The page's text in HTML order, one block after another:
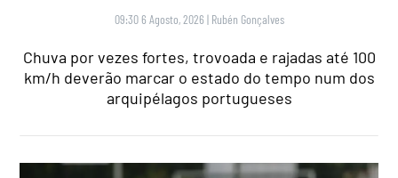
09:30 6 Agosto, 2026 | Rubén Gonçalves
Chuva por vezes fortes, trovoada e rajadas até 100
km/h deverão marcar o estado do tempo num dos
arquipélagos portugueses